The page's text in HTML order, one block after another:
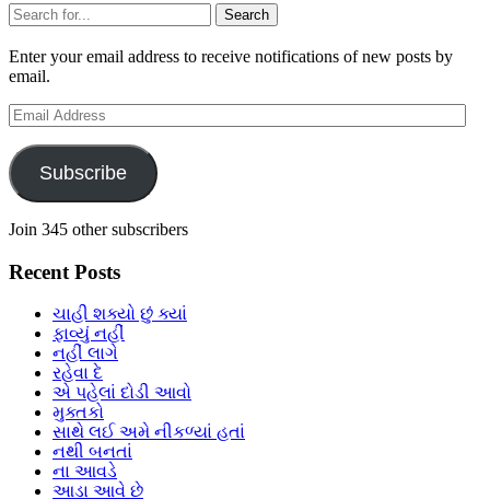
Sidebar
Search
Enter your email address to receive notifications of new posts by
email.
Email
Address
Subscribe
Join 345 other subscribers
Recent Posts
ચાહી શક્યો છું ક્યાં
ફાવ્યું નહીં
નહીં લાગે
રહેવા દે
એ પહેલાં દોડી આવો
મુક્તકો
સાથે લઈ અમે નીકળ્યાં હતાં
નથી બનતાં
ના આવડે
આડા આવે છે